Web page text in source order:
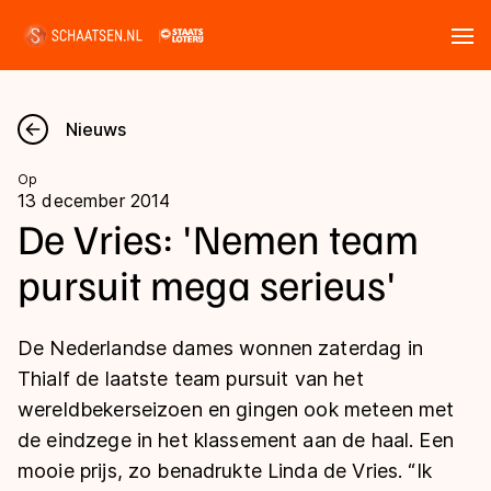
Nieuws
Kalender
Disciplines
Langebaan
Shorttrack
Inlineskaten
Uitslagen
Langebaan
Shorttrack
Marathon
Tijden & historie
Ranglijsten Langebaan
Nieuws
Op
13 december 2014
De Vries: 'Nemen team
pursuit mega serieus'
De Nederlandse dames wonnen zaterdag in
Thialf de laatste team pursuit van het
wereldbekerseizoen en gingen ook meteen met
de eindzege in het klassement aan de haal. Een
mooie prijs, zo benadrukte Linda de Vries. “Ik